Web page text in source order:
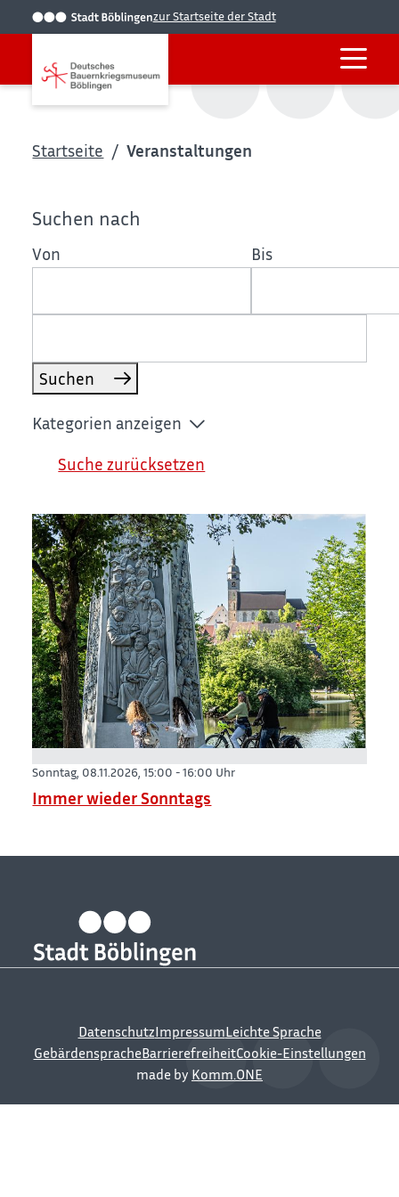
zur Startseite der Stadt
Startseite Veranstaltungen
Suchen nach
Von Bis
Suchen
Kategorien anzeigen
Suche zurücksetzen
Sonntag, 08.11.2026,15:00 - 16:00 Uhr
Immer wieder Sonntags
DatenschutzImpressumLeichte Sprache
GebärdenspracheBarrierefreiheitCookie-Einstellungen
made by Komm.ONE